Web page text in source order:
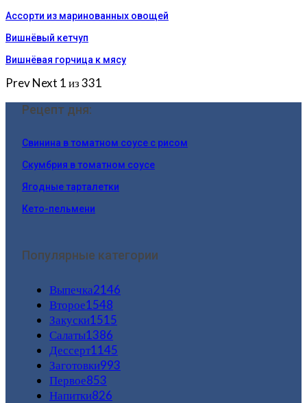
Ассорти из маринованных овощей
Вишнёвый кетчуп
Вишнёвая горчица к мясу
PrevNext 1 из 331
Рецепт дня:
Свинина в томатном соусе с рисом
Скумбрия в томатном соусе
Ягодные тарталетки
Кето-пельмени
Популярные категории
Выпечка2146
Второе1548
Закуски1515
Салаты1386
Дессерт1145
Заготовки993
Первое853
Напитки826